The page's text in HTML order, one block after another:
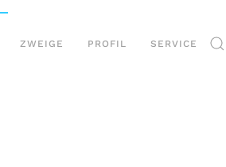
ZWEIGE PROFIL SERVICE